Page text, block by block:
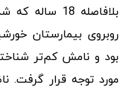
بلافاصله 18
روبروی بیمارستان
بود و نامش کم‌تر
مورد توجه قرار گرفت.